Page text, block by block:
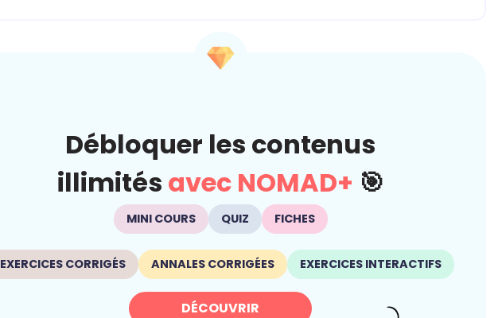
Débloquer les contenus
illimités avec NOMAD+ 🎯
MINI COURS QUIZ FICHES
EXERCICES CORRIGÉS ANNALES CORRIGÉES EXERCICES INTERACTIFS
DÉCOUVRIR